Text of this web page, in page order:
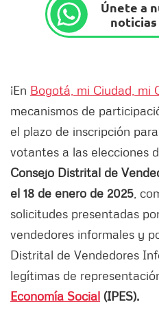
Únete a
¡En Bogotá, mi Ciudad, mi
mecanismos de
el plazo de inscripción
votantes a las elecciones
Consejo Distrital de
el 18 de enero de 2025 ,
solicitudes presentadas
vendedores informales y
Distrital de Vendedores
legítimas de
Economía Social (IPES).